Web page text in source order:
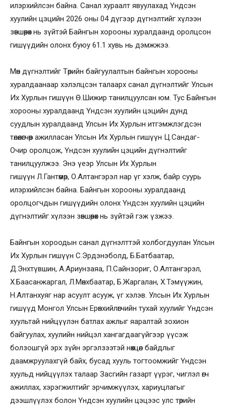
илэрхийлсэн байна. Санал хураалт явуулахад Үндсэн
хуулийн цэцийн 2026 оны 04 дүгээр дүгнэлтийг хүлээн
зөвшөөрөх нь зүйтэй Байнгын хорооны хуралдаанд оролцсон
гишүүдийн олонх буюу 61.1 хувь нь дэмжжээ.
Мөн дүгнэлтийг Төрийн байгуулалтын байнгын хорооны
хуралдаанаар хэлэлцсэн талаарх санал дүгнэлтийг Улсын
Их Хурлын гишүүн Ө.Шижир танилцуулсан юм. Тус Байнгын
хорооны хуралдаанд Үндсэн хуулийн цэцийн дунд
суудлын хуралдаанд Улсын Их Хурлын итгэмжлэгдсэн
төлөөлөгчөөр ажилласан Улсын Их Хурлын гишүүн Ц.Сандаг-
Очир оролцож, Үндсэн хуулийн цэцийн дүгнэлтийг
танилцуулжээ. Энэ үеэр Улсын Их Хурлын
гишүүн Л.Гантөмөр, О.Алтангэрэл нар үг хэлж, байр суурь
илэрхийлсэн байна. Байнгын хорооны хуралдаанд
оролцогчдын гишүүдийн олонх Үндсэн хуулийн цэцийн
дүгнэлтийг хүлээн зөвшөөрөх нь зүйтэй гэж үзжээ.
Байнгын хороодын санал дүгнэлттэй холбогдуулан Улсын
Их Хурлын гишүүн С.Эрдэнэболд, Б.Батбаатар,
Д.Энхтүвшин, А.Ариунзаяа, П.Сайнзориг, О.Алтангэрэл,
Х.Баасанжаргал, Л.Мөнхбаатар, Б.Жаргалан, Х.Тэмүүжин,
Н.Алтанхуяг нар асуулт асууж, үг хэлэв. Улсын Их Хурлын
гишүүд Монгол Улсын Ерөнхийлөгчийн тухай хуулийг Үндсэн
хуультай нийцүүлэн батлах ажлыг яаралтай зохион
байгуулах, хуулийн нийцэл хангагдаагүйгээр үүсэж
болзошгүй эрх зүйн эргэлзээтэй нөхцөл байдлыг
даамжруулахгүй байх, бусад хууль тогтоомжийг Үндсэн
хуульд нийцүүлэх талаар Засгийн газарт үүрэг, чиглэл өгч
ажиллах, хэрэгжилтийг эрчимжүүлэх, хариуцлагыг
дээшлүүлэх болон Үндсэн хуулийн цэцээс улс төрийн